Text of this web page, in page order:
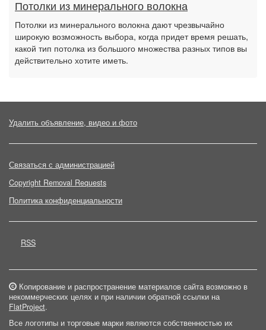
Потолки из минерального волокна
Потолки из минерального волокна дают чрезвычайно
широкую возможность выбора, когда придет время решать,
какой тип потолка из большого множества разных типов вы
действительно хотите иметь.
Удалить объявление, видео и фото
Связаться с администрацией
Copyright Removal Requests
Политика конфиденциальности
RSS
Копирование и распространение материалов сайта возможно в
некоммерческих целях и при наличии обратной ссылки на
FlatProject.
Все логотипы и торговые марки являются собственностью их